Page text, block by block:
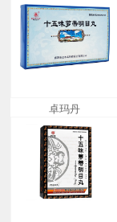
卓玛丹